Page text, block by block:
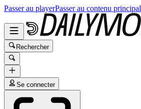
Passer au playerPasser au contenu principal
Rechercher
Se connecter